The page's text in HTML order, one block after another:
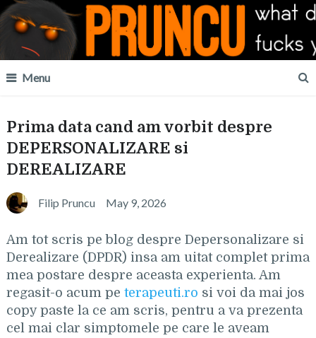
Menu
Prima data cand am vorbit despre
DEPERSONALIZARE si
DEREALIZARE
Filip Pruncu May 9, 2026
Am tot scris pe blog despre Depersonalizare si
Derealizare (DPDR) insa am uitat complet prima
mea postare despre aceasta experienta. Am
regasit-o acum pe terapeuti.ro si voi da mai jos
copy paste la ce am scris, pentru a va prezenta
cel mai clar simptomele pe care le aveam